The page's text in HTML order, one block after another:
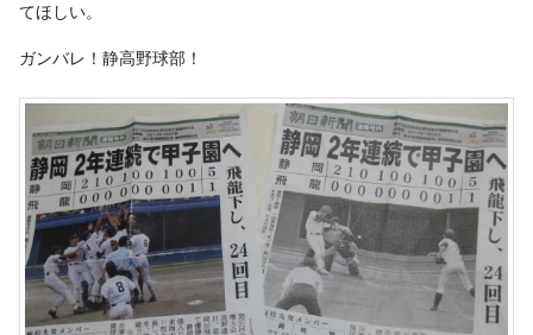
てほしい。
ガンバレ！静高野球部！